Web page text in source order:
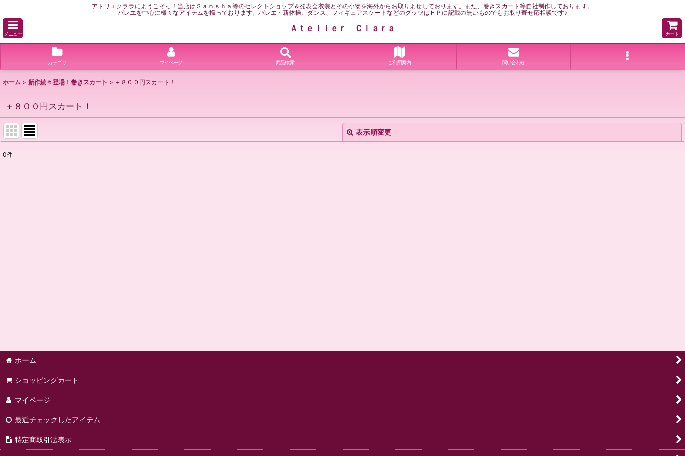
アトリエクララにようこそっ！当店はＳａｎｓｈａ等のセレクトショップ＆発表会衣装とその小物を海外からお取りよせしております。また、巻きスカート等自社制作しております。
バレエを中心に様々なアイテムを扱っております。バレエ・新体操、ダンス、フィギュアスケートなどのグッツはＨＰに記載の無いものでもお取り寄せ応相談です♪
メニュー
Ａｔｅｌｉｅｒ Ｃｌａｒａ
カート
カテゴリ マイページ 商品検索 ご利用案内 問い合わせ
ホーム > 新作続々登場！巻きスカート > ＋８００円スカート！
＋８００円スカート！
表示順変更
0件
ホーム
ショッピングカート
マイページ
最近チェックしたアイテム
特定商取引法表示